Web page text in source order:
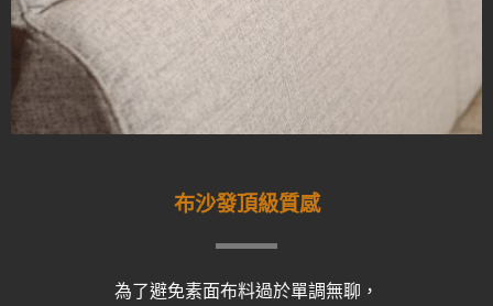
布沙發頂級質感
為了避免素面布料過於單調無聊，